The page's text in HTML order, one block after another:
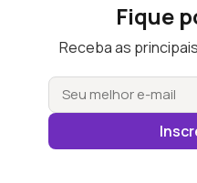
Fique
Receba as